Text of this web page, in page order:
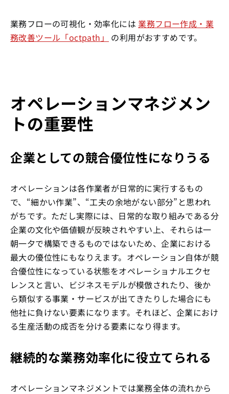
業務フローの可視化・効率化には 業務フロー作成・業
務改善ツール「octpath」
の利用がおすすめです。
オペレーションマネジメン
トの重要性
企業としての競合優位性になりうる
オペレーションは各作業者が日常的に実行するもの
で、“細かい作業”、“工夫の余地がない部分”と思われ
がちです。ただし実際には、日常的な取り組みである分
企業の文化や価値観が反映されやすい上、それらは一
朝一夕で構築できるものではないため、企業における
最大の優位性にもなりえます。オペレーション自体が競
合優位性になっている状態をオペレーショナルエクセ
レンスと言い、ビジネスモデルが模倣されたり、後か
ら類似する事業・サービスが出てきたりした場合にも
他社に負けない要素になります。それほど、企業におけ
る生産活動の成否を分ける要素になり得ます。
継続的な業務効率化に役立てられる
オペレーションマネジメントでは業務全体の流れから